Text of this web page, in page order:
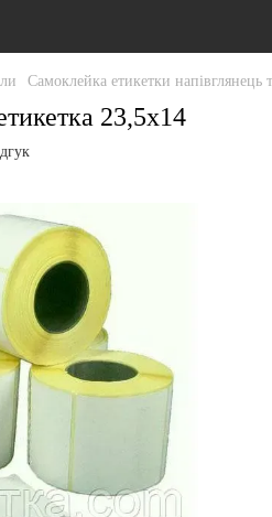
Самоклейка етикетки напівглянець
23,5x14